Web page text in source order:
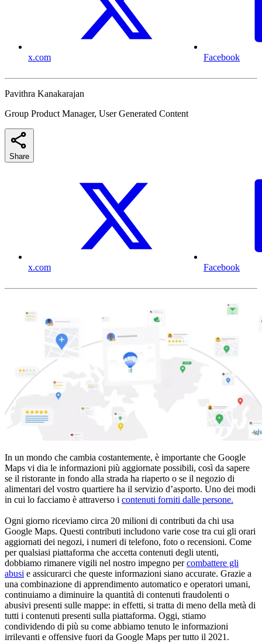
x.com Facebook
Pavithra Kanakarajan
Group Product Manager, User Generated Content
Share
x.com Facebook
In un mondo che cambia costantemente, è importante che Google
Maps vi dia le informazioni più aggiornate possibili, così da sapere
se il ristorante in fondo alla strada ha riaperto o se il negozio di
alimentari del vostro quartiere ha il servizio d’asporto. Uno dei modi
in cui lo facciamo è attraverso i contenuti forniti dalle persone.
Ogni giorno riceviamo circa 20 milioni di contributi da chi usa
Google Maps. Questi contributi includono varie cose tra cui gli orari
aggiornati dei negozi, i numeri di telefono, foto o recensioni. Come
per qualsiasi piattaforma che accetta contenuti degli utenti,
dobbiamo rimanere vigili nel nostro impegno percombattere gli
abusi e assicurarci che queste informazioni siano accurate. Grazie a
una combinazione di apprendimento automatico e operatori umani,
continuiamo a diminuire la quantità di contenuti fraudolenti o
abusivi presenti sulle mappe: in effetti, si tratta di meno della metà di
tutti i contenuti presenti sulla piattaforma. Oggi, stiamo
condividendo di più su come abbiamo tenuto le informazioni
irrilevanti e offensive fuori da Google Maps per tutto il 2021.